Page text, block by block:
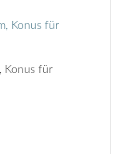
Konus für